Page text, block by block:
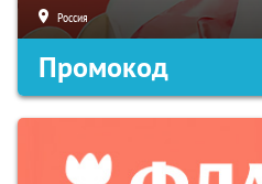
Россия
Промокод